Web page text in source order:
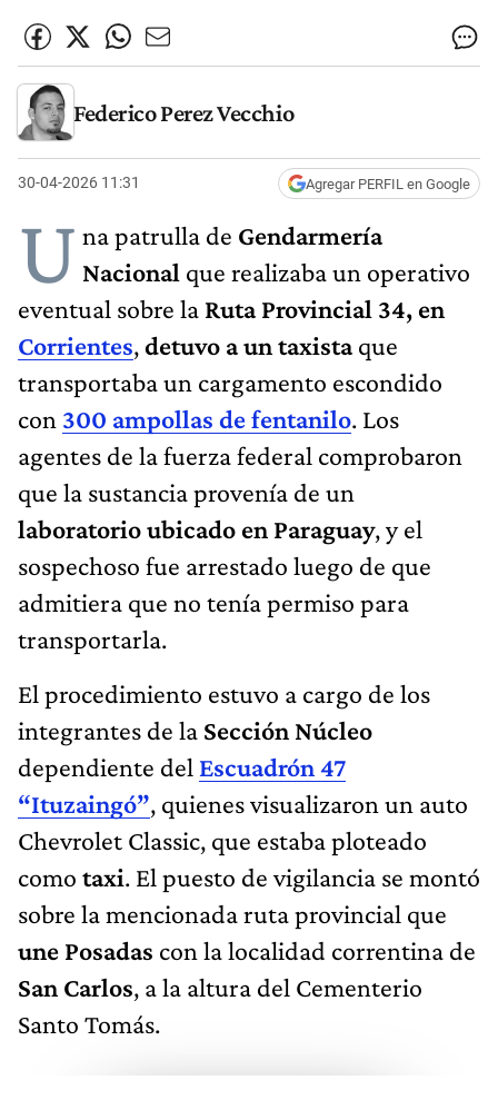
Federico Perez Vecchio
30-04-2026 11:31 Agregar PERFIL en Google
U na patrulla de Gendarmería
Nacional que realizaba un operativo
eventual sobre la Ruta Provincial 34, en
Corrientes,detuvo a un taxistaque
transportaba un cargamento escondido
con 300 ampollas de fentanilo. Los
agentes de la fuerza federal comprobaron
que la sustancia provenía de un
laboratorio ubicado en Paraguay, y el
sospechoso fue arrestado luego de que
admitiera que no tenía permiso para
transportarla.
El procedimiento estuvo a cargo de los
integrantes de la Sección Núcleo
dependiente del Escuadrón 47
“Ituzaingó”, quienes visualizaron un auto
Chevrolet Classic, que estaba ploteado
como taxi. El puesto de vigilancia se montó
sobre la mencionada ruta provincial que
une Posadas con la localidad correntina de
San Carlos, a la altura del Cementerio
Santo Tomás.